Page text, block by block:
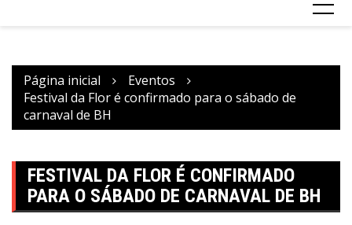
Página inicial
Eventos
Festival da Flor é confirmado para o sábado de
carnaval de BH
FESTIVAL DA FLOR É CONFIRMADO
PARA O SÁBADO DE CARNAVAL DE BH